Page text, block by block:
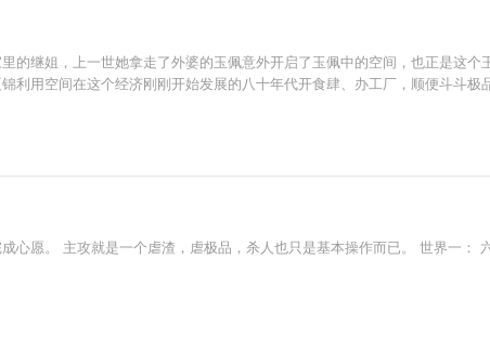
继姐，上一世她拿走了外婆的玉佩意外开启了玉佩中的空间，也正是这个
用空间在这个经济刚刚开始发展的八十年代开食肆、办工厂，顺便斗斗极
愿。 主攻就是一个虐渣，虐极品，杀人也只是基本操作而已。 世界一：